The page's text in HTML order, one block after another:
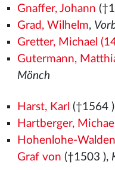
Gnaffer, Johann
Grad, Wilhelm,
Gretter, Michael
Gutermann,
Mönch
Harst, Karl (†1564
Hartberger, Michael
Hohenlohe-
Graf von (†1503 ),